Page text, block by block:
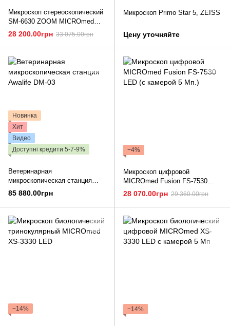
Микроскоп стереоскопический
SM-6630 ZOOM MICROmed
тринокуляр
28 200.00грн 33 075.00грн
Микроскоп Primo Star 5, ZEISS
Цену уточняйте
Новинка
Хит
Видео
Доступні кредити 5-7-9%
Ветеринарная
микроскопическая станция
Awalife DM-03
85 880.00грн
−4%
Микроскоп цифровой
MICROmed Fusion FS-7530
LED (с камерой 5 Мп.)
28 070.00грн 29 360.00грн
−14% −14%